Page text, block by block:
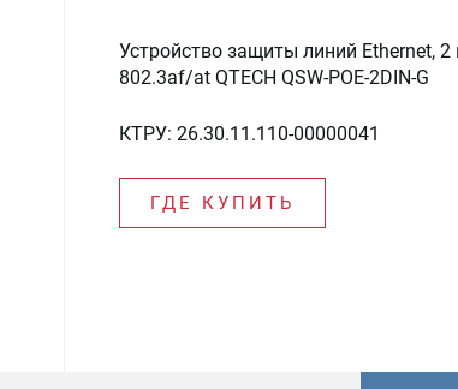
Устройство защиты линий Ethernet,
802.3af/at QTECH QSW-POE-2DIN-G
КТРУ: 26.30.11.110-00000041
ГДЕ КУПИТЬ